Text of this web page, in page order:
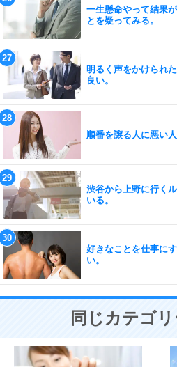
一生懸命やって結果
とを疑ってみる。
明るく声をかけられ
良い。
順番を譲る人に悪い人
渋谷から上野に行く
いる。
好きなことを仕事に
い。
同じカテゴ